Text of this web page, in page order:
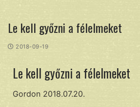
Le kell győzni a félelmeket
2018-09-19
Le kell győzni a félelmeket
Gordon 2018.07.20.